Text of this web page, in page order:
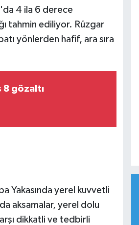
4 ila 6 derece
tahmin ediliyor. Rüzgar
yönlerden hafif, ara sıra
8 gözaltı
Yakasında yerel kuvvetli
aksamalar, yerel dolu
dikkatli ve tedbirli